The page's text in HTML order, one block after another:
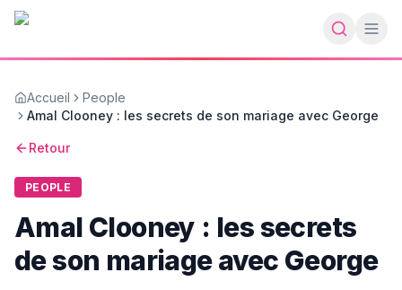
Accueil
People
Amal Clooney : les secrets de son mariage avec George
Retour
PEOPLE
Amal Clooney : les secrets
de son mariage avec George